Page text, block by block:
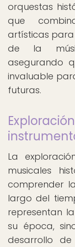
orquestas
que
artísticas para
de la
asegurando
invaluable
futuras.
La
musicales
comprender
largo del
representan
su época,
desarrollo